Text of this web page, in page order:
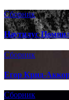
Сборник
Наутилус
Сборник
Егор Крид-
Сборник